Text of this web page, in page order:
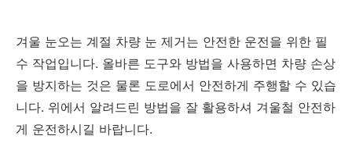
겨울 눈오는 계절 차량 눈 제거는 안전한 운전을 위한 필
수 작업입니다. 올바른 도구와 방법을 사용하면 차량 손상
을 방지하는 것은 물론 도로에서 안전하게 주행할 수 있습
니다. 위에서 알려드린 방법을 잘 활용하셔 겨울철 안전하
게 운전하시길 바랍니다.